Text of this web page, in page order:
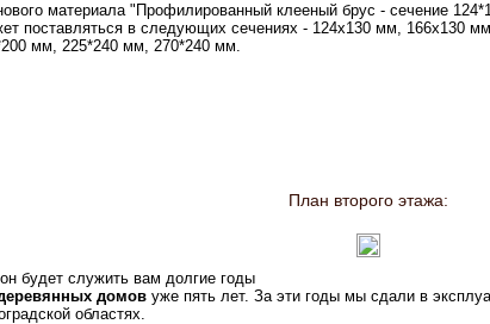
материала "Профилированный клееный брус - сечение
поставляться в следующих сечениях - 124х130 мм, 166х130
мм, 225*240 мм, 270*240 мм.
План второго этажа:
будет служить вам долгие годы
домов уже пять лет. За эти годы мы сдали в
областях.